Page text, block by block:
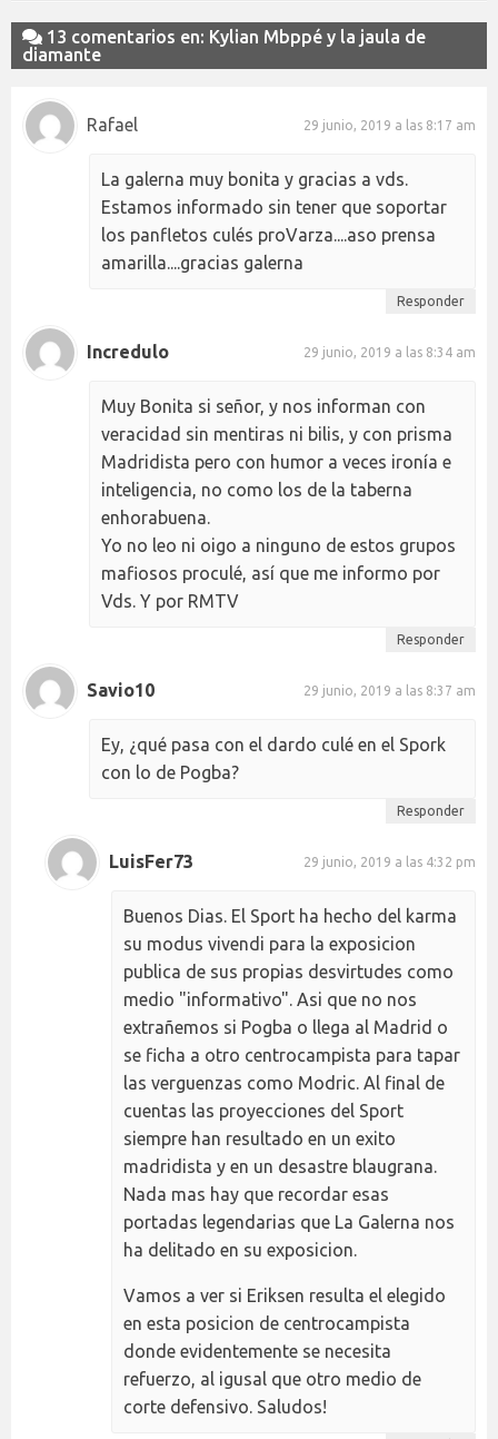
13 comentarios en: Kylian Mbppé y la jaula de
diamante
Rafael 29 junio, 2019 a las 8:17 am
La galerna muy bonita y gracias a vds.
Estamos informado sin tener que soportar
los panfletos culés proVarza....aso prensa
amarilla....gracias galerna
Responder
Incredulo 29 junio, 2019 a las 8:34 am
Muy Bonita si señor, y nos informan con
veracidad sin mentiras ni bilis, y con prisma
Madridista pero con humor a veces ironía e
inteligencia, no como los de la taberna
enhorabuena.
Yo no leo ni oigo a ninguno de estos grupos
mafiosos proculé, así que me informo por
Vds. Y por RMTV
Responder
Savio10 29 junio, 2019 a las 8:37 am
Ey, ¿qué pasa con el dardo culé en el Spork
con lo de Pogba?
Responder
LuisFer73 29 junio, 2019 a las 4:32 pm
Buenos Dias. El Sport ha hecho del karma
su modus vivendi para la exposicion
publica de sus propias desvirtudes como
medio "informativo". Asi que no nos
extrañemos si Pogba o llega al Madrid o
se ficha a otro centrocampista para tapar
las verguenzas como Modric. Al final de
cuentas las proyecciones del Sport
siempre han resultado en un exito
madridista y en un desastre blaugrana.
Nada mas hay que recordar esas
portadas legendarias que La Galerna nos
ha delitado en su exposicion.
Vamos a ver si Eriksen resulta el elegido
en esta posicion de centrocampista
donde evidentemente se necesita
refuerzo, al igusal que otro medio de
corte defensivo. Saludos!